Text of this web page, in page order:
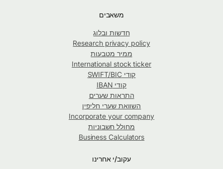
משאבים
חדשות ובלוג
Research privacy policy
ממיר מטבעות
International stock ticker
קודי SWIFT/BIC
קודי IBAN
התראות שערים
השוואת שערי חליפין
Incorporate your company
מחולל חשבוניות
Business Calculators
עקוב/י אחרינו